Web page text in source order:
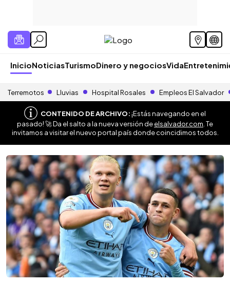
InicioNoticiasTurismoDinero y negociosVida
Terremotos Lluvias Hospital Rosales Empleos El Salvador
CONTENIDO DE ARCHIVO:¡Estás navegando en el
pasado! 🚀 Da el salto a la nueva versión deelsalvador.com . Te
invitamos a visitar el nuevo portal país donde coincidimos todos.